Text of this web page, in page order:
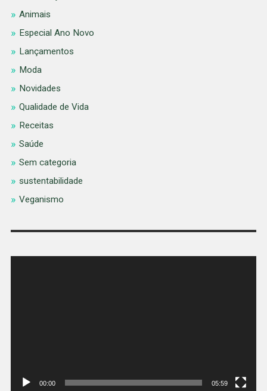
Animais
Especial Ano Novo
Lançamentos
Moda
Novidades
Qualidade de Vida
Receitas
Saúde
Sem categoria
sustentabilidade
Veganismo
00:00 05:59